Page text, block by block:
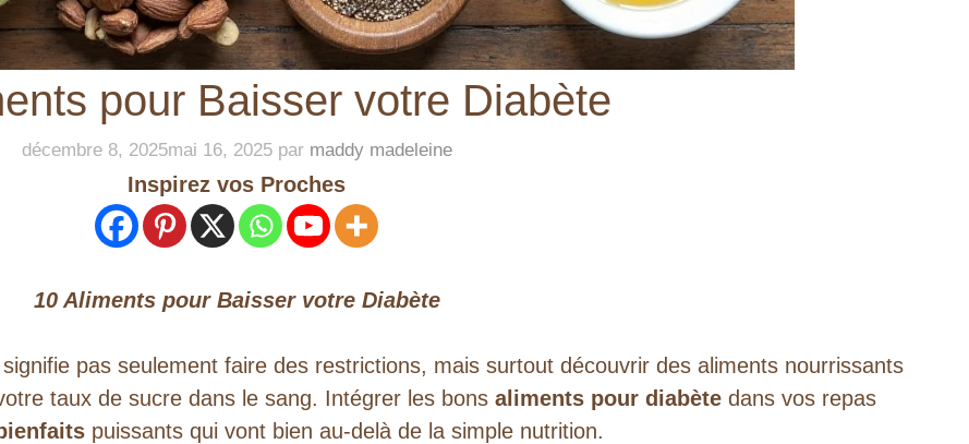
pour Baisser votre Diabète
décembre 8, 2025mai 16, 2025 par maddy madeleine
Inspirez vos Proches
10 Aliments pour Baisser votre Diabète
pas seulement faire des restrictions, mais surtout découvrir des aliments nourrissants
taux de sucre dans le sang. Intégrer les bons aliments pour diabètedans vos repas
puissants qui vont bien au-delà de la simple nutrition.